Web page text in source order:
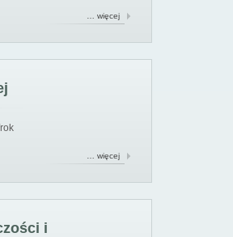
… więcej
… więcej
i